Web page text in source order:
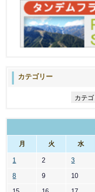
カテゴリー
ー
月 火 水
1 2 3
8 9 10